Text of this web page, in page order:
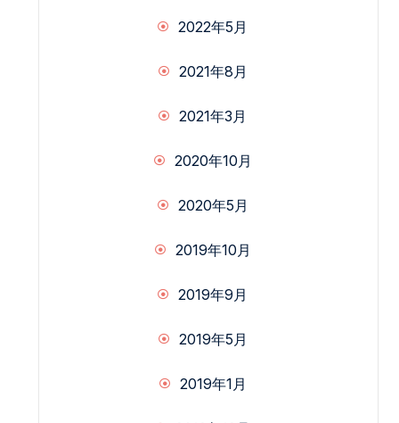
2022年5月
2021年8月
2021年3月
2020年10月
2020年5月
2019年10月
2019年9月
2019年5月
2019年1月